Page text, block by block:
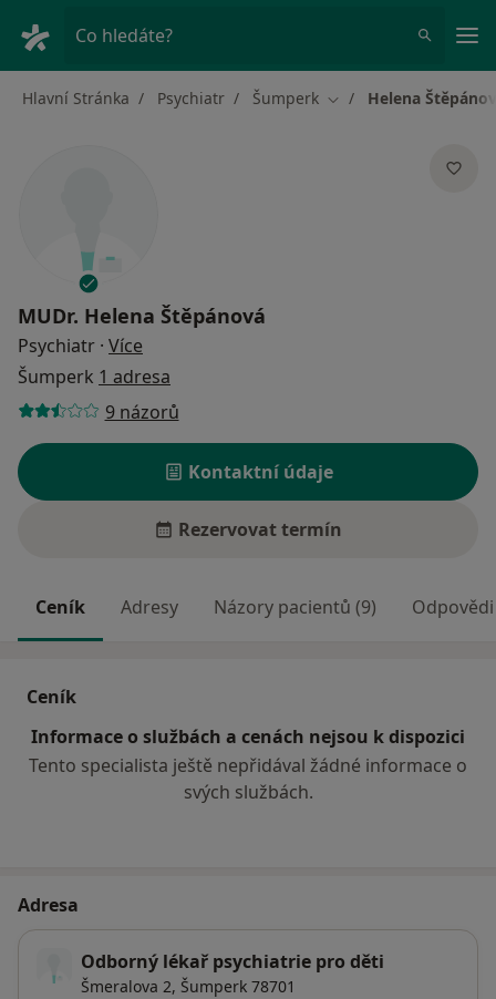
Co hledáte?
Hlavní Stránka Psychiatr Šumperk Změna města
Helena
MUDr. Helena Štěpánová
Psychiatr · Více
Šumperk 1 adresa
9 názorů
Kontaktní údaje
Rezervovat termín
Ceník Adresy Názory pacientů (9)
Ceník
Informace o službách a cenách nejsou k dispozici
Tento specialista ještě nepřidával žádné informace o
svých službách.
Adresa
Odborný lékař psychiatrie pro děti
Šmeralova 2, Šumperk 78701